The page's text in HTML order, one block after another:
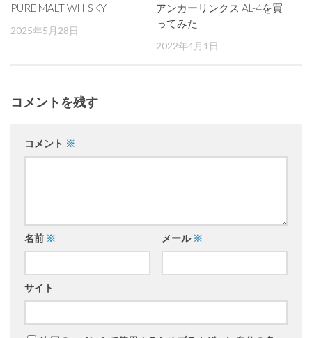
PURE MALT WHISKY
2025年5月28日
アンカーリンクス AL-4を買
ってみた
2022年4月1日
コメントを残す
コメント ※
名前 ※ メール ※
サイト